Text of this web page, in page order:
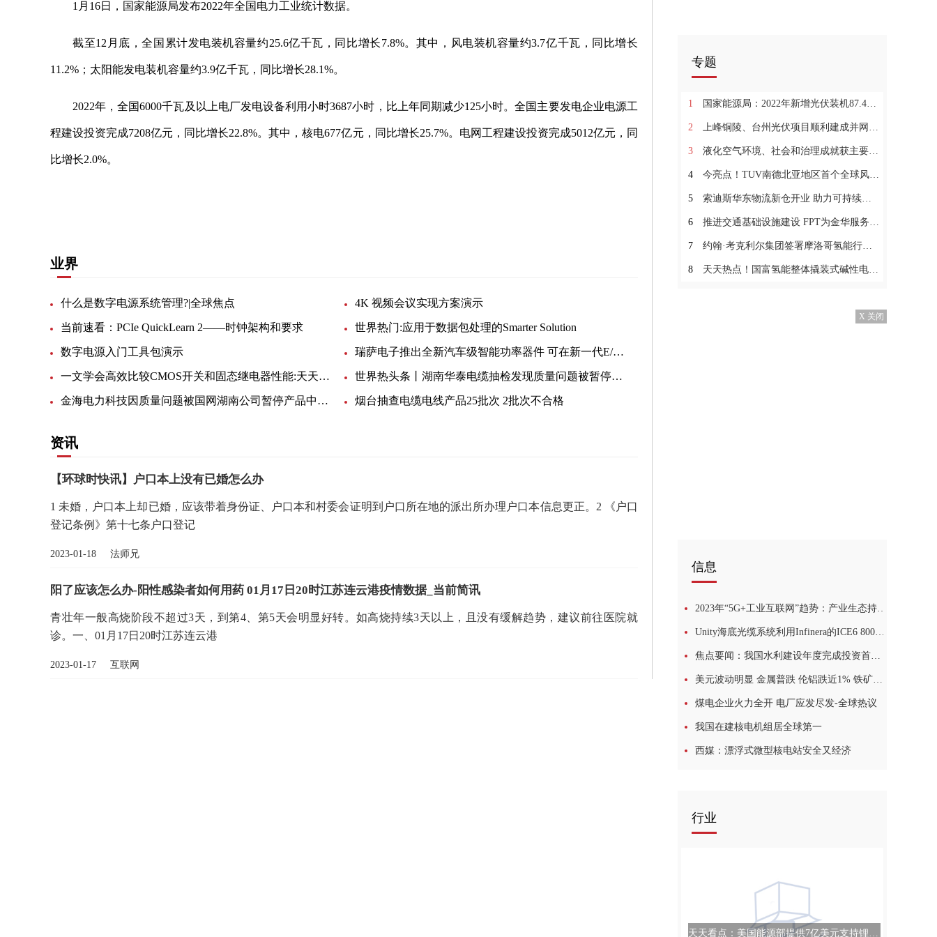
1月16日，国家能源局发布2022年全国电力工业统计数据。
截至12月底，全国累计发电装机容量约25.6亿千瓦，同比增长7.8%。其中，风电装机容量约3.7亿千瓦，同比增长
11.2%；太阳能发电装机容量约3.9亿千瓦，同比增长28.1%。
2022年，全国6000千瓦及以上电厂发电设备利用小时3687小时，比上年同期减少125小时。全国主要发电企业电源工
程建设投资完成7208亿元，同比增长22.8%。其中，核电677亿元，同比增长25.7%。电网工程建设投资完成5012亿元，同
比增长2.0%。
业界
什么是数字电源系统管理?|全球焦点 4K 视频会议实现方案演示
当前速看：PCIe QuickLearn 2——时钟架构和要求 世界热门:应用于数据包处理的Smarter Solution
数字电源入门工具包演示 瑞萨电子推出全新汽车级智能功率器件 可在新一代E/E架构中实现安全、灵活的配电:世界焦点
一文学会高效比较CMOS开关和固态继电器性能:天天观察 世界热头条丨湖南华泰电缆抽检发现质量问题被暂停产品中标12个月
金海电力科技因质量问题被国网湖南公司暂停产品中标12个月 烟台抽查电缆电线产品25批次 2批次不合格
资讯
【环球时快讯】户口本上没有已婚怎么办
1 未婚，户口本上却已婚，应该带着身份证、户口本和村委会证明到户口所在地的派出所办理户口本信息更正。2 《户口
登记条例》第十七条户口登记
2023-01-18 法师兄
阳了应该怎么办-阳性感染者如何用药 01月17日20时江苏连云港疫情数据_当前简讯
青壮年一般高烧阶段不超过3天，到第4、第5天会明显好转。如高烧持续3天以上，且没有缓解趋势，建议前往医院就
诊。一、01月17日20时江苏连云港
2023-01-17 互联网
专题
1 国家能源局：2022年新增光伏装机87.41GW-天天观天下
2 上峰铜陵、台州光伏项目顺利建成并网投运:热消息
3 液化空气环境、社会和治理成就获主要企业可持续发展评级认可
4 今亮点！TUV南德北亚地区首个全球风力培训中心于韩国新安郡建立
5 索迪斯华东物流新仓开业 助力可持续化绿色智慧物流发展:世界微动态
6 推进交通基础设施建设 FPT为金华服务区提供电力保障|今日快讯
7 约翰·考克利尔集团签署摩洛哥氢能行业发展战略协议
8 天天热点！国富氢能整体撬装式碱性电解水制氢系统正式交付
X 关闭
信息
2023年“5G+工业互联网”趋势：产业生态持续完善，助力应用拓展
Unity海底光缆系统利用Infinera的ICE6 800G解决方案扩大容量
焦点要闻：我国水利建设年度完成投资首次突破1万亿元——“数”说我国水利基础设施建设四大看点
美元波动明显 金属普跌 伦铝跌近1% 铁矿石续跌超1%
煤电企业火力全开 电厂应发尽发-全球热议
我国在建核电机组居全球第一
西媒：漂浮式微型核电站安全又经济
行业
天天看点：美国能源部提供7亿美元支持锂产业